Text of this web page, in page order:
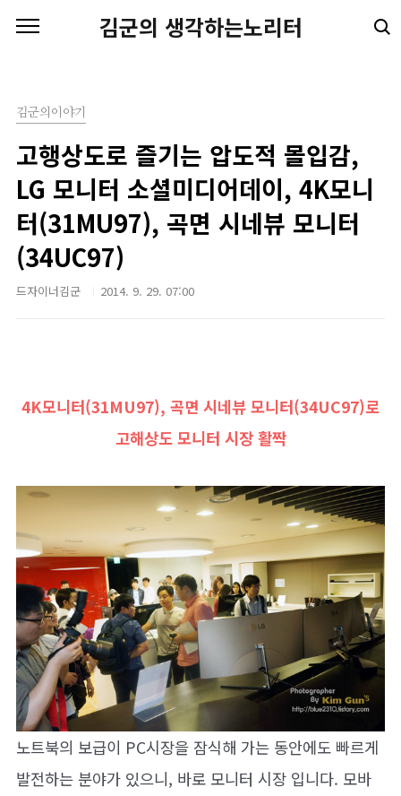
김군의 생각하는노리터
김군의이야기
고행상도로 즐기는 압도적 몰입감,
LG 모니터 소셜미디어데이, 4K모니
터(31MU97), 곡면 시네뷰 모니터
(34UC97)
드자이너김군 2014. 9. 29. 07:00
4K모니터(31MU97), 곡면 시네뷰 모니터(34UC97)로
고해상도 모니터 시장 활짝
노트북의 보급이 PC시장을 잠식해 가는 동안에도 빠르게
발전하는 분야가 있으니, 바로 모니터 시장 입니다. 모바